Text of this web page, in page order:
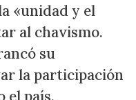
«unidad y el
al chavismo.
su
la participación
el país.